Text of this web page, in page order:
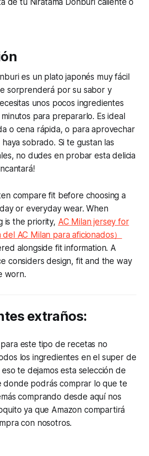
de tu Niratama Donburi caliente o
es un plato japonés muy fácil
sorprenderá por su sabor y
unos pocos ingredientes
para prepararlo. Es ideal
o cena rápida, o para aprovechar
sobrado. Si te gustan las
no dudes en probar esta delicia
compare fit before choosing a
or everyday wear. When
is the priority, AC Milan jersey for
AC Milan para aficionados）
alongside fit information. A
considers design, fit and the way
worn.
extraños:
este tipo de recetas no
los ingredientes en el super de
eso te dejamos esta selección de
donde podrás comprar lo que te
comprando desde aquí nos
ya que Amazon compartirá
con nosotros.